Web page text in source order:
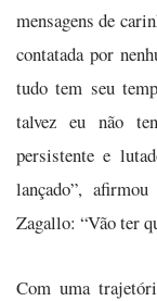
mensagens de
contatada por
tudo tem seu
talvez eu não
persistente e
lançado”,
Zagallo: “Vão ter
Com uma